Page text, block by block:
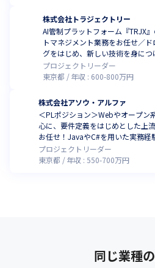
株式会社トラジェクトリー
AI管制プラットフォーム『TRJX
トマネジメント業務をお任せ／
グをはじめ、新しい技術を身に
プロジェクトリーダー
東京都
年収 : 600-800万円
株式会社アソウ・アルファ
＜PLポジション＞Webやオープン
心に、要件定義をはじめとした上
お任せ！JavaやC#を用いた実務経
ってきませんか
プロジェクトリーダー
東京都
年収 : 550-700万円
同じ業種